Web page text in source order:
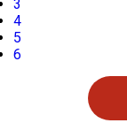
3
4
5
6